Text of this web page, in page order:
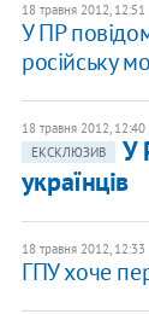
18 травня 2012, 12:51
У ПР
російську
18 травня 2012, 12:40
ЕКСКЛЮЗИВ
У
українців
18 травня 2012, 12:33
ГПУ хоче